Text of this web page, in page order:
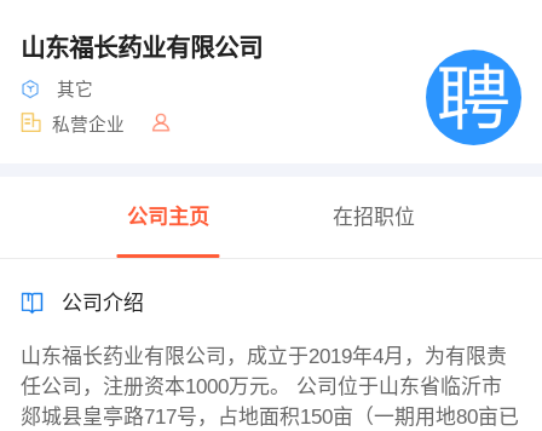
山东福长药业有限公司
其它
私营企业
公司主页 在招职位
公司介绍
山东福长药业有限公司，成立于2019年4月，为有限责
任公司，注册资本1000万元。 公司位于山东省临沂市
郯城县皇亭路717号，占地面积150亩（一期用地80亩已